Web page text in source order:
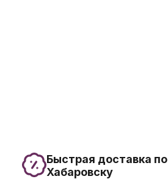
Быстрая доставка по
Хабаровску